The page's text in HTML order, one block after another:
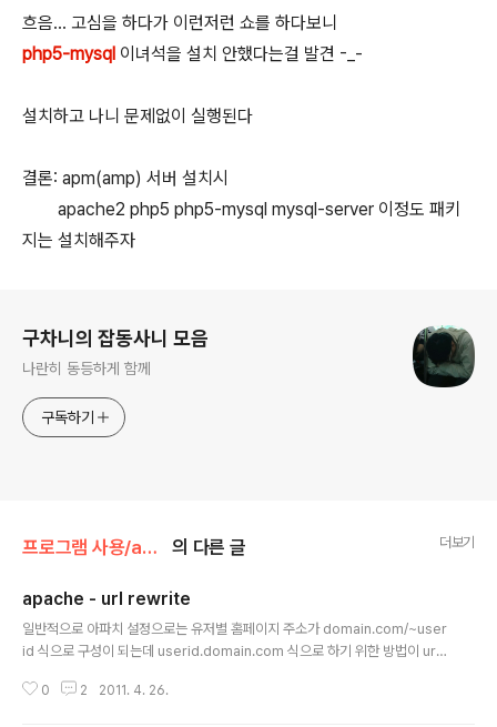
흐음... 고심을 하다가 이런저런 쇼를 하다보니
php5-mysql 이녀석을 설치 안했다는걸 발견 -_-
설치하고 나니 문제없이 실행된다
결론: apm(amp) 서버 설치시
apache2 php5 php5-mysql mysql-server 이정도 패키
지는 설치해주자
구차니의 잡동사니 모음
나란히 동등하게 함께
구독하기
프로그램 사용/apache 의 다른 글 더보기
apache - url rewrite
일반적으로 아파치 설정으로는 유저별 홈페이지 주소가 domain.com/~user
id 식으로 구성이 되는데 userid.domain.com 식으로 하기 위한 방법이 url r
e_Module/Apache_rewrite_Module.htm] [링크 : http://httpd.apach
0 2 2011. 4. 26.